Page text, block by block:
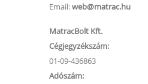
Email:web@matrac.hu
MatracBolt Kft.
Cégjegyzékszám:
01-09-436863
Adószám: